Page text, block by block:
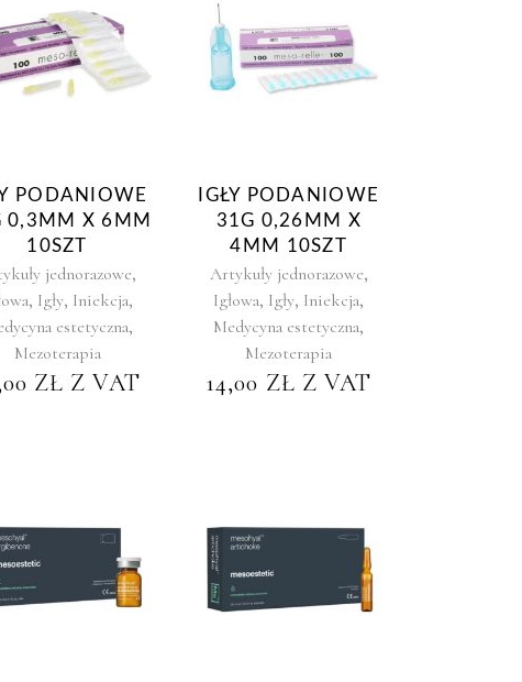
PODANIOWE
0,3MM X 6MM
10SZT
jednorazowe,
, Igły, Iniekcja,
estetyczna,
Mezoterapia
ZŁ Z VAT
IGŁY PODANIOWE
31G 0,26MM X
4MM 10SZT
Artykuły jednorazowe,
Igłowa, Igły, Iniekcja,
Medycyna estetyczna,
Mezoterapia
14,00 ZŁ Z VAT